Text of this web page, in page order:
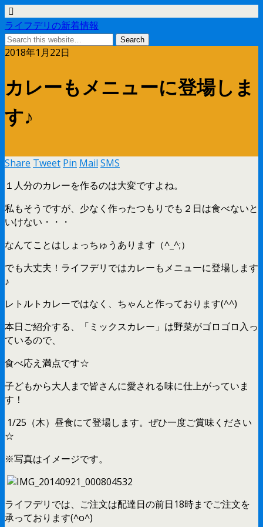
ライフデリの新着情報
2018年1月22日
カレーもメニューに登場しま
す♪
Share Tweet Pin Mail SMS
１人分のカレーを作るのは大変ですよね。
私もそうですが、少なく作ったつもりでも２日は食べないと
いけない・・・
なんてことはしょっちゅうあります（^_^;）
でも大丈夫！ライフデリではカレーもメニューに登場します
♪
レトルトカレーではなく、ちゃんと作っております(^^)
本日ご紹介する、「ミックスカレー」は野菜がゴロゴロ入っ
ているので、
食べ応え満点です☆
子どもから大人まで皆さんに愛される味に仕上がっていま
す！
1/25（木）昼食にて登場します。ぜひ一度ご賞味ください
☆
※写真はイメージです。
ライフデリでは、ご注文は配達日の前日18時までご注文を
承っております(^o^)